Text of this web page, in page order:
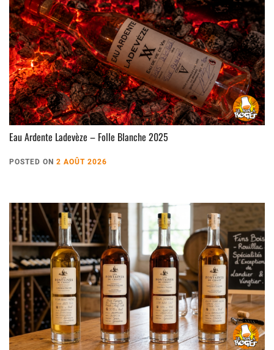
Eau Ardente Ladevèze – Folle Blanche 2025
POSTED ON 2 AOÛT 2026